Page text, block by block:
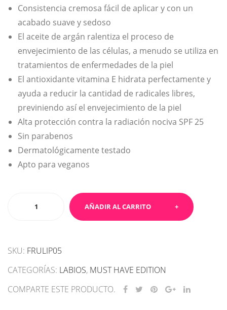
Consistencia cremosa fácil de aplicar y con un
acabado suave y sedoso
El aceite de argán ralentiza el proceso de
envejecimiento de las células, a menudo se utiliza en
tratamientos de enfermedades de la piel
El antioxidante vitamina E hidrata perfectamente y
ayuda a reducir la cantidad de radicales libres,
previniendo así el envejecimiento de la piel
Alta protección contra la radiación nociva SPF 25
Sin parabenos
Dermatológicamente testado
Apto para veganos
Raspberry
AÑADIR AL CARRITO
SKU: FRULIP05
CATEGORÍAS: LABIOS, MUST HAVE EDITION
COMPARTE ESTE PRODUCTO.